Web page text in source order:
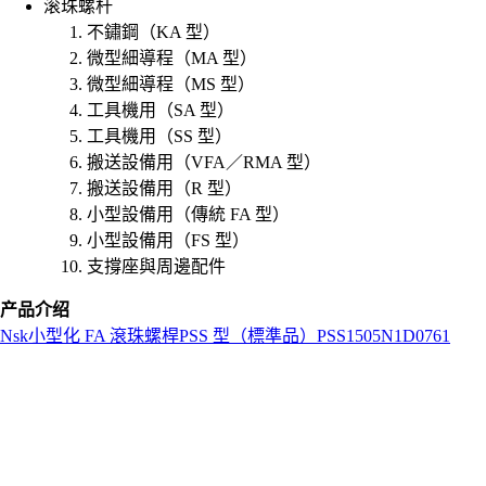
滚珠螺杆
不鏽鋼（KA 型）
微型細導程（MA 型）
微型細導程（MS 型）
工具機用（SA 型）
工具機用（SS 型）
搬送設備用（VFA／RMA 型）
搬送設備用（R 型）
小型設備用（傳統 FA 型）
小型設備用（FS 型）
支撐座與周邊配件
产品介绍
Nsk小型化 FA 滾珠螺桿PSS 型（標準品） PSS1505N1D0761